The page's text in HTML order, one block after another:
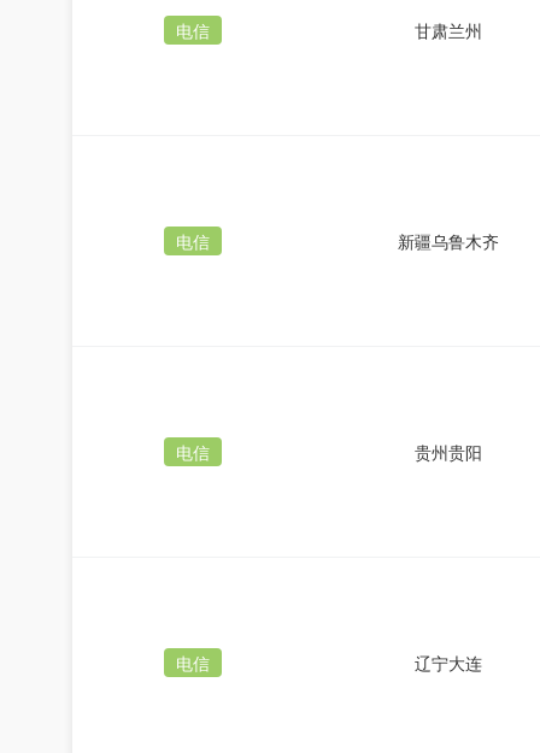
电信 甘肃兰州
电信 新疆乌鲁木齐
电信 贵州贵阳
电信 辽宁大连